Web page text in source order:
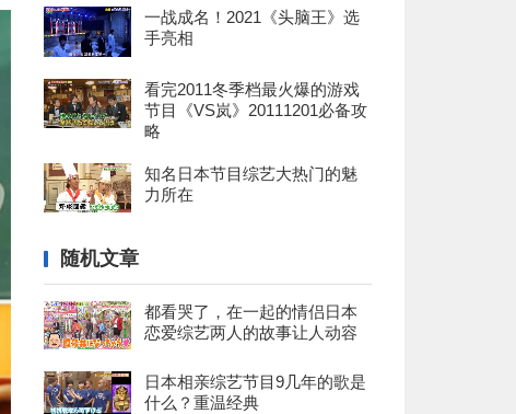
一战成名！2021《头脑王》选
手亮相
看完2011冬季档最火爆的游戏
节目《VS岚》20111201必备攻
略
知名日本节目综艺大热门的魅
力所在
随机文章
都看哭了，在一起的情侣日本
恋爱综艺两人的故事让人动容
日本相亲综艺节目9几年的歌是
什么？重温经典